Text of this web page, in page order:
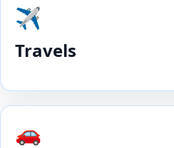
✈️
Travels
🚗